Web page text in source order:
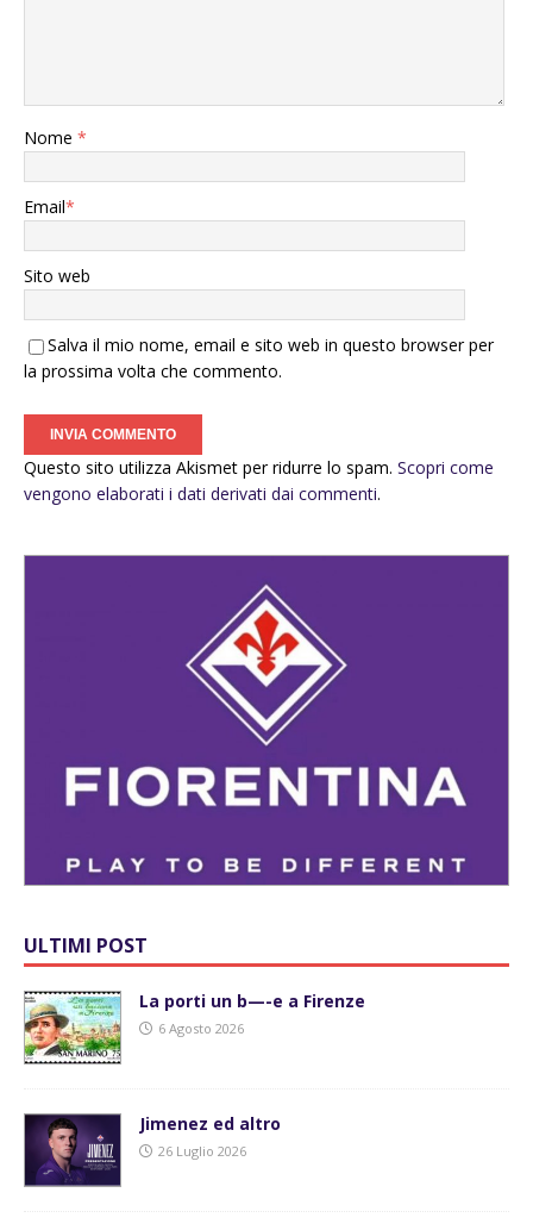
Nome *
Email*
Sito web
Salva il mio nome, email e sito web in questo browser per
la prossima volta che commento.
Questo sito utilizza Akismet per ridurre lo spam. Scopri come
vengono elaborati i dati derivati dai commenti.
ULTIMI POST
La porti un b—-e a Firenze
6 Agosto 2026
Jimenez ed altro
26 Luglio 2026